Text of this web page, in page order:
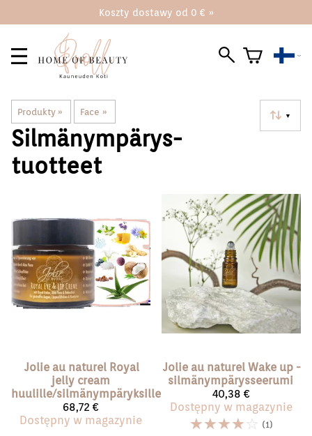
Koszty dostawy od 0 € »
Produkty ‪» Face ‪» ▼
Silmänympärys-
tuotteet
Jolie au naturel Royal
jelly cream
huulille/silmänympäryksille
68,72 €
Dostępny w magazynie
Jolie au naturel Wake up -
silmänympärysseerumi
40,38 €
Dostępny w magazynie
☆☆☆☆☆ (1)